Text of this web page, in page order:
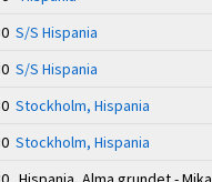
S/S Hispania
S/S Hispania
Stockholm, Hispania
Stockholm, Hispania